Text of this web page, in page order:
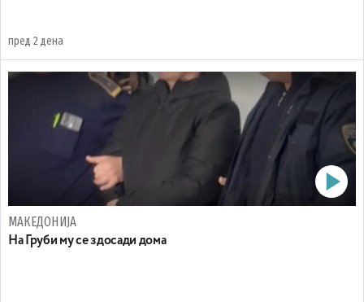
пред 2 дена
МАКЕДОНИЈА
На Груби му се здосади дома